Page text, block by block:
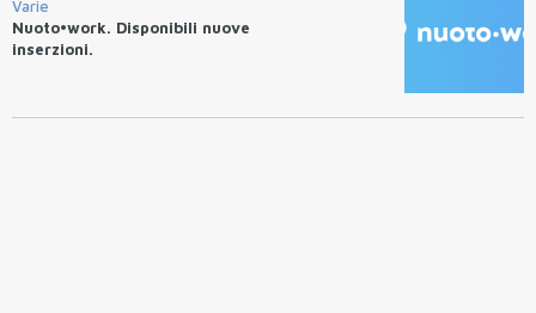
Varie
Nuoto•work. Disponibili nuove
inserzioni.